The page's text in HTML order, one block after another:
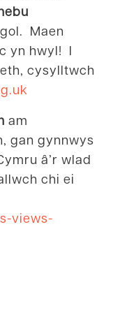
Maen
yn hwyl! I
cysylltwch
am
gan gynnwys
â’r wlad
chi ei
views-